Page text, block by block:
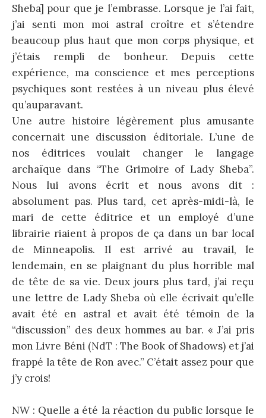
Sheba] pour que je l’embrasse. Lorsque je l’ai fait,
j’ai senti mon moi astral croître et s’étendre
beaucoup plus haut que mon corps physique, et
j’étais rempli de bonheur. Depuis cette
expérience, ma conscience et mes perceptions
psychiques sont restées à un niveau plus élevé
qu’auparavant.
Une autre histoire légèrement plus amusante
concernait une discussion éditoriale. L’une de
nos éditrices voulait changer le langage
archaïque dans “The Grimoire of Lady Sheba”.
Nous lui avons écrit et nous avons dit :
absolument pas. Plus tard, cet après-midi-là, le
mari de cette éditrice et un employé d’une
librairie riaient à propos de ça dans un bar local
de Minneapolis. Il est arrivé au travail, le
lendemain, en se plaignant du plus horrible mal
de tête de sa vie. Deux jours plus tard, j’ai reçu
une lettre de Lady Sheba où elle écrivait qu’elle
avait été en astral et avait été témoin de la
“discussion” des deux hommes au bar. « J’ai pris
mon Livre Béni (NdT : The Book of Shadows) et j’ai
frappé la tête de Ron avec.” C’était assez pour que
j’y crois!
NW : Quelle a été la réaction du public lorsque le